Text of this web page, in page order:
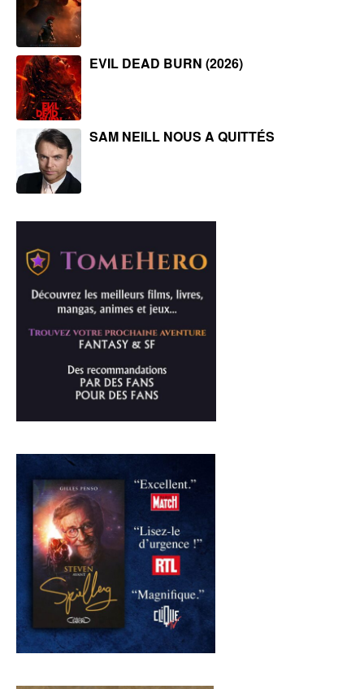
EVIL DEAD BURN (2026)
SAM NEILL NOUS A QUITTÉS